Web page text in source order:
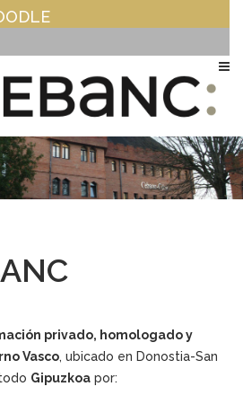
privado, homologado y
Vasco, ubicado en Donostia-San
Gipuzkoa por: